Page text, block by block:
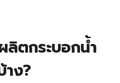
ตกระบอกน้ำ
าง?